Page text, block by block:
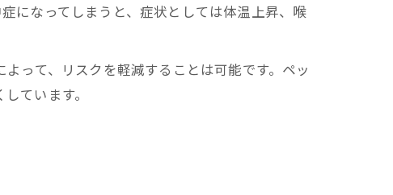
になってしまうと、症状としては体温上昇、喉
って、リスクを軽減することは可能です。ペッ
ています。